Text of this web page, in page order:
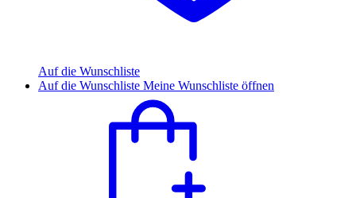
Auf die Wunschliste
Auf die Wunschliste Meine Wunschliste öffnen